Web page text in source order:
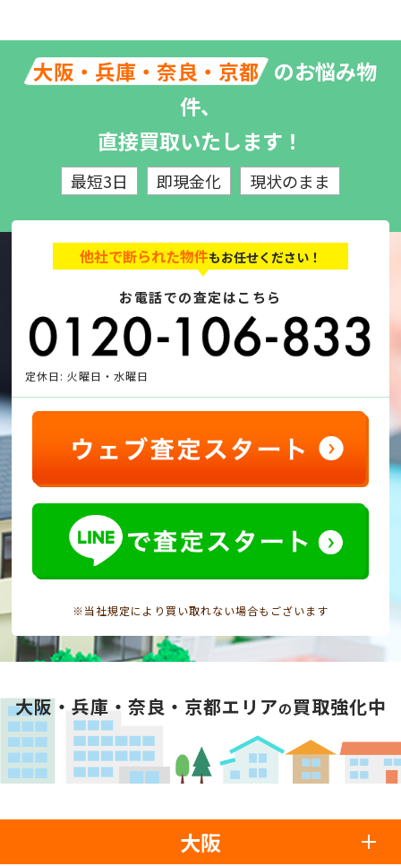
大阪・兵庫・奈良・京都 のお悩み物
件、
直接買取いたします！
最短3日 即現金化 現状のまま
他社で断られた物件もお任せください！
お電話での査定はこちら
定休日: 火曜日・水曜日
※当社規定により買い取れない場合もございます
大阪・兵庫・奈良・京都エリアの買取強化中
大阪